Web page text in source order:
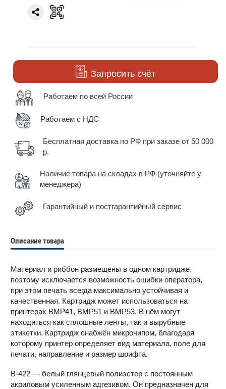
Запросить счёт
Работаем по всей России
Работаем с НДС
Бесплатная доставка по РФ при заказе от 50 000
р.
Наличие товара на складах в РФ (уточняйте у
менеджера)
Гарантийный и постгарантийный сервис
Описание товара
Материал и риббон размещены в одном картридже,
поэтому исключается возможность ошибки оператора,
при этом печать всегда максимально устойчивая и
качественная. Картридж может использоваться на
принтерах BMP41, BMP51 и BMP53. В нём могут
находиться как сплошные ленты, так и вырубные
этикетки. Картридж снабжён микрочипом, благодаря
которому принтер определяет вид материала, поле для
печати, направление и размер шрифта.
В-422 — белый глянцевый полиэстер с постоянным
акриловым усиленным адгезивом. Он предназначен для